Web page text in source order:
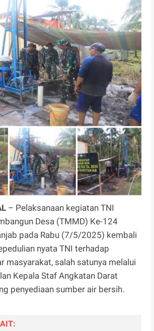
– Pelaksanaan kegiatan TNI
Desa (TMMD) Ke-124
pada Rabu (7/5/2025) kembali
nyata TNI terhadap
masyarakat, salah satunya melalui
Kepala Staf Angkatan Darat
penyediaan sumber air bersih.